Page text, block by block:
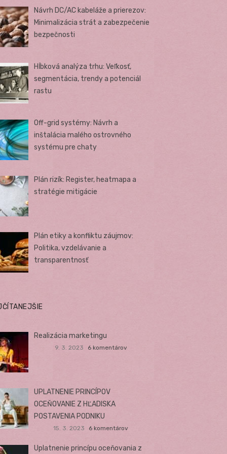
Návrh DC/AC kabeláže a prierezov:
Minimalizácia strát a zabezpečenie
bezpečnosti
Hĺbková analýza trhu: Veľkosť,
segmentácia, trendy a potenciál
rastu
Off-grid systémy: Návrh a
inštalácia malého ostrovného
systému pre chaty
Plán rizík: Register, heatmapa a
stratégie mitigácie
Plán etiky a konfliktu záujmov:
Politika, vzdelávanie a
transparentnosť
Realizácia marketingu
9. 3. 2023 6 komentárov
UPLATNENIE PRINCÍPOV
OCEŇOVANIE Z HĽADISKA
POSTAVENIA PODNIKU
15. 3. 2023 6 komentárov
Uplatnenie princípu oceňovania z